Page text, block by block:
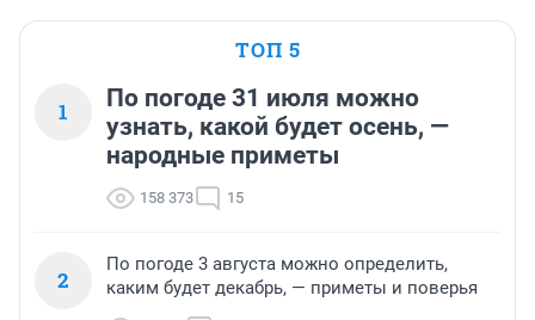
ТОП 5
1
По погоде 31 июля можно
узнать, какой будет осень, —
народные приметы
158 373 15
2
По погоде 3 августа можно определить,
каким будет декабрь, — приметы и поверья